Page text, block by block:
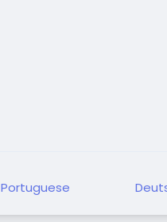
Portuguese